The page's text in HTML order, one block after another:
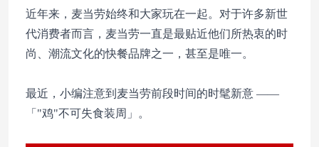
近年来，麦当劳始终和大家玩在一起。对于许多新世
代消费者而言，麦当劳一直是最贴近他们所热衷的时
尚、潮流文化的快餐品牌之一，甚至是唯一。
最近，小编注意到麦当劳前段时间的时髦新意 ——
「"鸡"不可失食装周」。